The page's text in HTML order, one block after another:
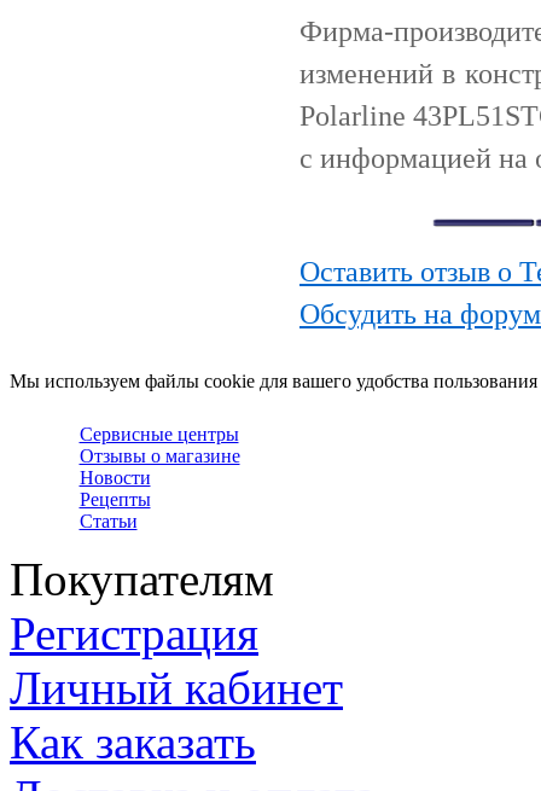
Фирма-
изменений в
Polarline
с информацией на
Оставить отзыв о
Обсудить на
Мы используем файлы cookie для вашего удобства
Сервисные центры
Отзывы о магазине
Новости
Рецепты
Статьи
Покупателям
Регистрация
Личный кабинет
Как заказать